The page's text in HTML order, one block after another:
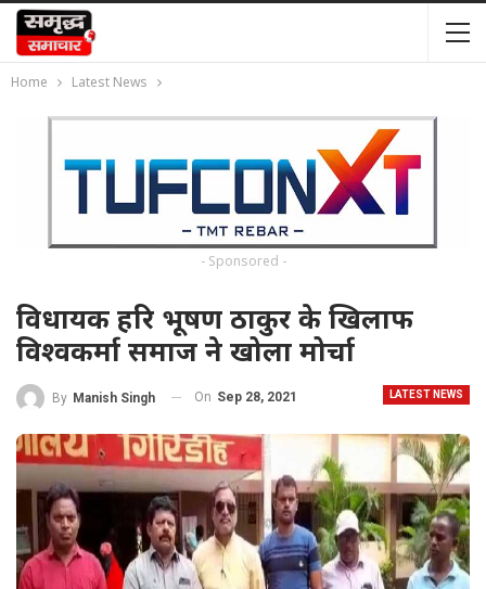
Home Latest News
- Sponsored -
विधायक हरि भूषण ठाकुर के खिलाफ
विश्वकर्मा समाज ने खोला मोर्चा
LATEST NEWS
By Manish Singh On Sep 28, 2021